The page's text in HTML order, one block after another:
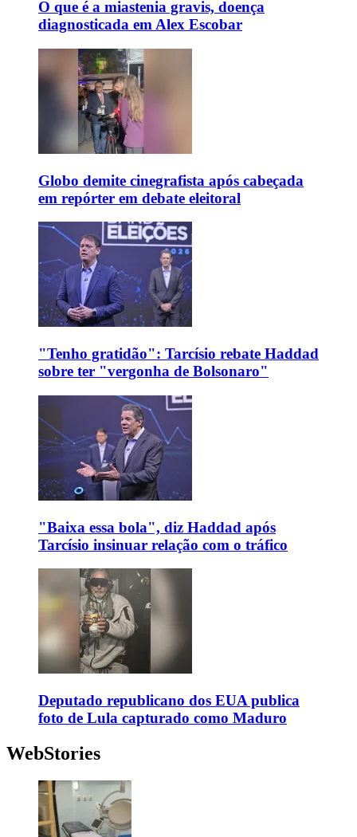
O que é a miastenia gravis, doença
diagnosticada em Alex Escobar
Globo demite cinegrafista após cabeçada
em repórter em debate eleitoral
"Tenho gratidão": Tarcísio rebate Haddad
sobre ter "vergonha de Bolsonaro"
"Baixa essa bola", diz Haddad após
Tarcísio insinuar relação com o tráfico
Deputado republicano dos EUA publica
foto de Lula capturado como Maduro
WebStories